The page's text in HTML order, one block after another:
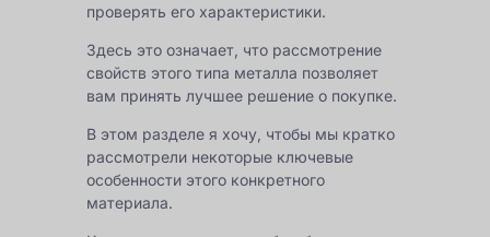
проверять его характеристики.
Здесь это означает, что рассмотрение
свойств этого типа металла позволяет
вам принять лучшее решение о покупке.
В этом разделе я хочу, чтобы мы кратко
рассмотрели некоторые ключевые
особенности этого конкретного
материала.